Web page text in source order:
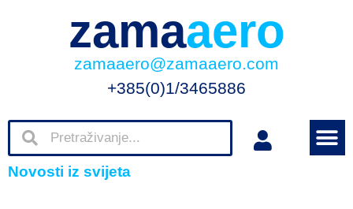
zamaaero
zamaaero@zamaaero.com
+385(0)1/3465886
Novosti iz svijeta